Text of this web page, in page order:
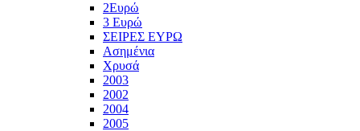
2Ευρώ
3 Ευρώ
ΣΕΙΡΕΣ ΕΥΡΩ
Ασημένια
Χρυσά
2003
2002
2004
2005